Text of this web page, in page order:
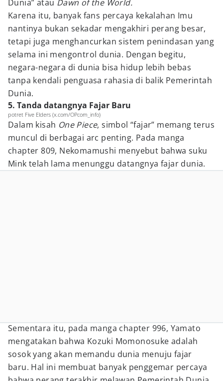
Dunia” atau Dawn of the World.
Karena itu, banyak fans percaya kekalahan Imu
nantinya bukan sekadar mengakhiri perang besar,
tetapi juga menghancurkan sistem penindasan yang
selama ini mengontrol dunia. Dengan begitu,
negara-negara di dunia bisa hidup lebih bebas
tanpa kendali penguasa rahasia di balik Pemerintah
Dunia.
5. Tanda datangnya Fajar Baru
potret Five Elders (x.com/OPcom_info)
Dalam kisah One Piece, simbol “fajar” memang terus
muncul di berbagai arc penting. Pada manga
chapter 809, Nekomamushi menyebut bahwa suku
Mink telah lama menunggu datangnya fajar dunia.
Sementara itu, pada manga chapter 996, Yamato
mengatakan bahwa Kozuki Momonosuke adalah
sosok yang akan memandu dunia menuju fajar
baru. Hal ini membuat banyak penggemar percaya